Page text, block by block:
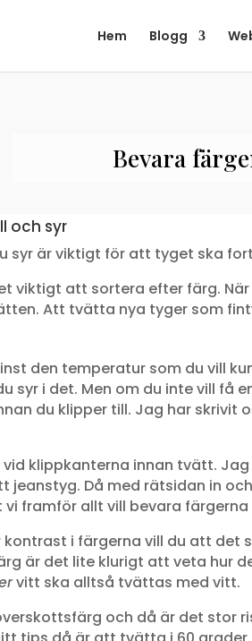
Hem Blogg
Bevara
och syr
syr är viktigt för att tyget ska
viktigt att sortera efter färg.
Att tvätta nya tyger som
den temperatur som du vill
syr i det. Men om du inte vill få
du klipper till. Jag har
klippkanterna innan tvätt.
jeanstyg. Då med rätsidan in
framför allt vill bevara
i färgerna vill du att
är det lite klurigt att veta hur
vitt ska alltså tvättas med vitt.
och då är det stor